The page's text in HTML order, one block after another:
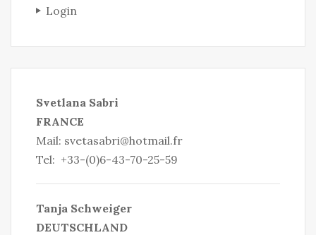
Login
Svetlana Sabri
FRANCE
Mail: svetasabri@hotmail.fr
Tel: +33-(0)6-43-70-25-59
Tanja Schweiger
DEUTSCHLAND